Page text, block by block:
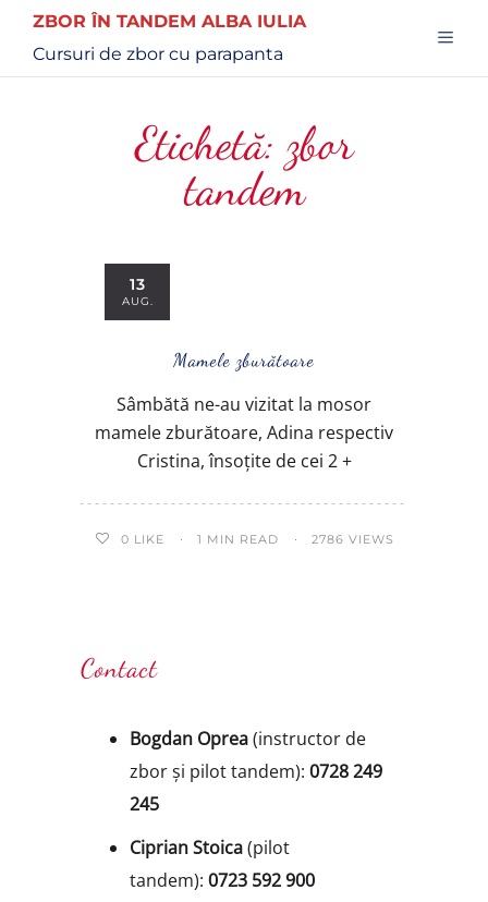
ZBOR ÎN TANDEM ALBA IULIA
Cursuri de zbor cu parapanta
Etichetă: zbor
tandem
13
AUG.
Mamele zburătoare
Sâmbătă ne-au vizitat la mosor
mamele zburătoare, Adina respectiv
Cristina, însoțite de cei 2 +
0 LIKE 1 MIN READ 2786 VIEWS
Contact
Bogdan Oprea(instructor de
zbor și pilot tandem): 0728 249
245
Ciprian Stoica(pilot
tandem): 0723 592 900